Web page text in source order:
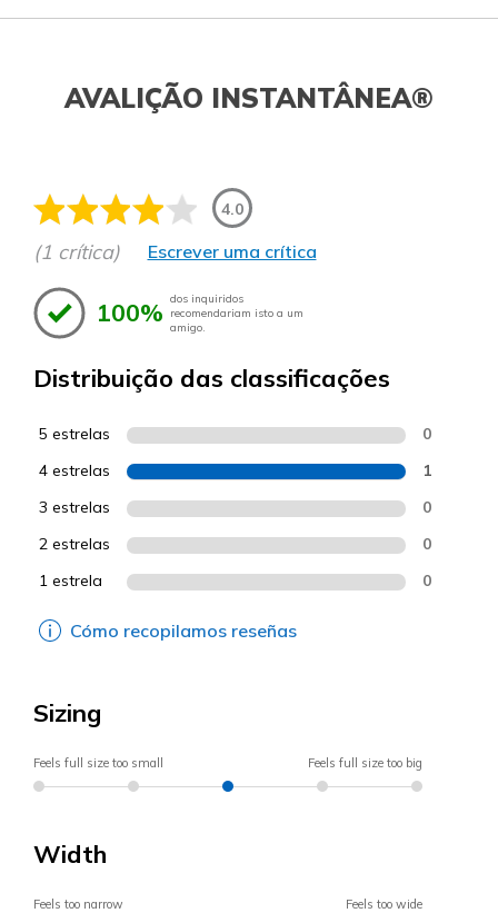
AVALIÇÃO INSTANTÂNEA®
4.0
(1 crítica) Escrever uma crítica
100% dos inquiridos
recomendariam isto a um
amigo.
Distribuição das classificações
5 estrelas 0
4 estrelas 1
3 estrelas 0
2 estrelas 0
1 estrela 0
Cómo recopilamos reseñas
Sizing
Feels full size too small Feels full size too big
Width
Feels too narrow Feels too wide